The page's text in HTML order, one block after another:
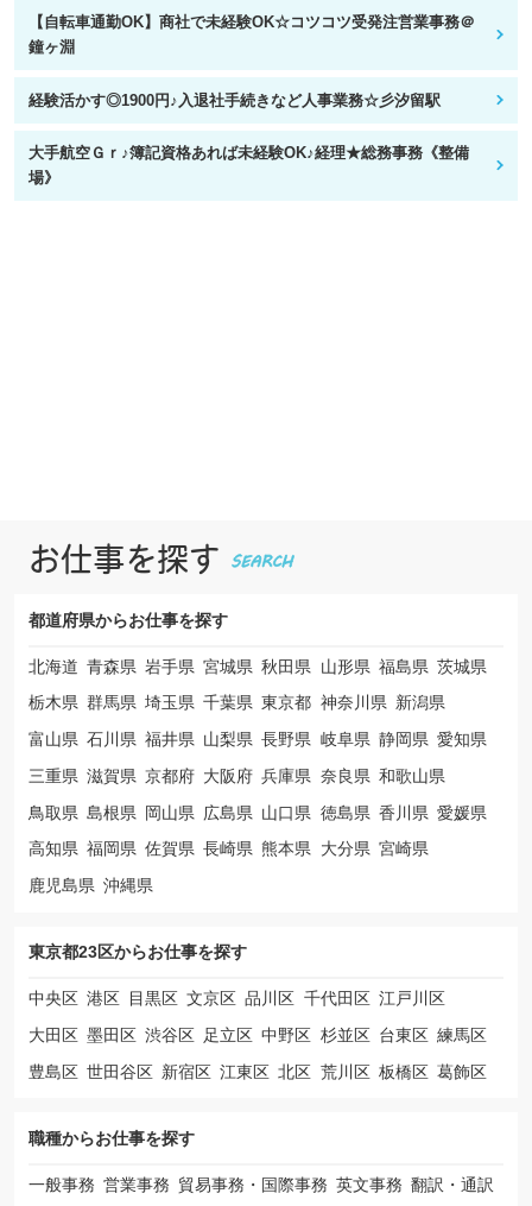
【自転車通勤OK】商社で未経験OK☆コツコツ受発注営業事務＠
鐘ヶ淵
経験活かす◎1900円♪入退社手続きなど人事業務☆彡汐留駅
大手航空Ｇｒ♪簿記資格あれば未経験OK♪経理★総務事務《整備
場》
お仕事を探す
都道府県からお仕事を探す
北海道 青森県 岩手県 宮城県 秋田県 山形県 福島県 茨城県
栃木県 群馬県 埼玉県 千葉県 東京都 神奈川県 新潟県
富山県 石川県 福井県 山梨県 長野県 岐阜県 静岡県 愛知県
三重県 滋賀県 京都府 大阪府 兵庫県 奈良県 和歌山県
鳥取県 島根県 岡山県 広島県 山口県 徳島県 香川県 愛媛県
高知県 福岡県 佐賀県 長崎県 熊本県 大分県 宮崎県
鹿児島県 沖縄県
東京都23区からお仕事を探す
中央区 港区 目黒区 文京区 品川区 千代田区 江戸川区
大田区 墨田区 渋谷区 足立区 中野区 杉並区 台東区 練馬区
豊島区 世田谷区 新宿区 江東区 北区 荒川区 板橋区 葛飾区
職種からお仕事を探す
一般事務 営業事務 貿易事務・国際事務 英文事務 翻訳・通訳